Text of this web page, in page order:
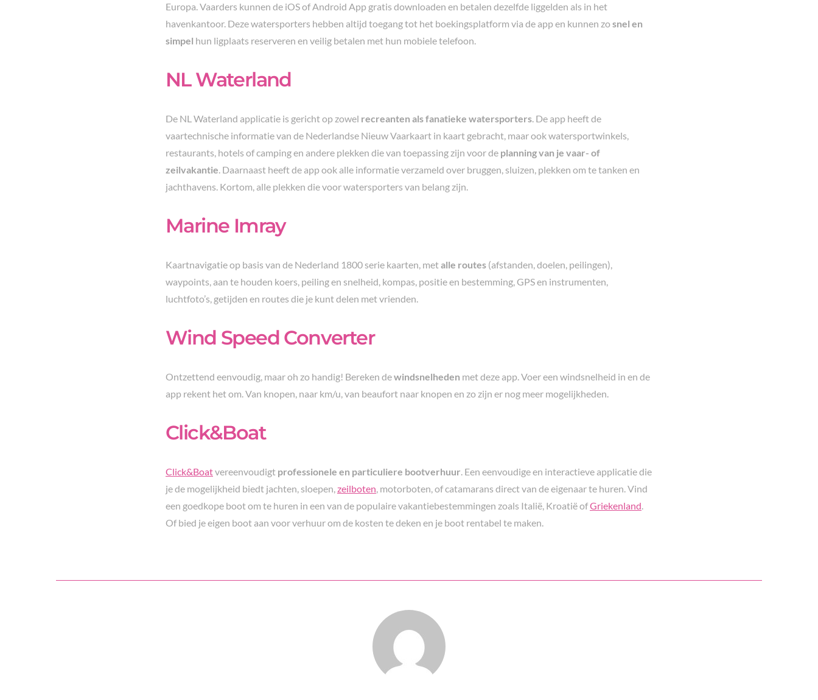
Europa. Vaarders kunnen de iOS of Android App gratis downloaden en betalen dezelfde liggelden als in het
havenkantoor. Deze watersporters hebben altijd toegang tot het boekingsplatform via de app en kunnen zosnel en
simpel hun ligplaats reserveren en veilig betalen met hun mobiele telefoon.
NL Waterland
De NL Waterland applicatie is gericht op zowel recreanten als fanatieke watersporters. De app heeft de
vaartechnische informatie van de Nederlandse Nieuw Vaarkaart in kaart gebracht, maar ook watersportwinkels,
restaurants, hotels of camping en andere plekken die van toepassing zijn voor de planning van je vaar- of
zeilvakantie. Daarnaast heeft de app ook alle informatie verzameld over bruggen, sluizen, plekken om te tanken en
jachthavens. Kortom, alle plekken die voor watersporters van belang zijn.
Marine Imray
Kaartnavigatie op basis van de Nederland 1800 serie kaarten, metalle routes (afstanden, doelen, peilingen),
waypoints, aan te houden koers, peiling en snelheid, kompas, positie en bestemming, GPS en instrumenten,
luchtfoto’s, getijden en routes die je kunt delen met vrienden.
Wind Speed Converter
Ontzettend eenvoudig, maar oh zo handig! Bereken dewindsnelheden met deze app. Voer een windsnelheid in en de
app rekent het om. Van knopen, naar km/u, van beaufort naar knopen en zo zijn er nog meer mogelijkheden.
Click&Boat
Click&Boatvereenvoudigt professionele en particuliere bootverhuur. Een eenvoudige en interactieve applicatie die
je de mogelijkheid biedt jachten, sloepen,zeilboten, motorboten, of catamarans direct van de eigenaar te huren. Vind
een goedkope boot om te huren in een van de populaire vakantiebestemmingen zoals Italië, Kroatië ofGriekenland.
Of bied je eigen boot aan voor verhuur om de kosten te deken en je boot rentabel te maken.